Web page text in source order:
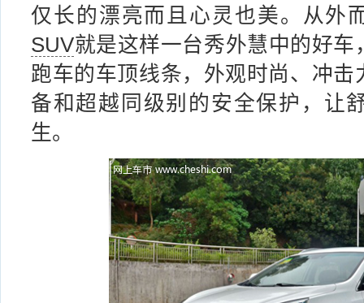
仅长的漂亮而且心灵也美。从外
SUV就是这样一台秀外慧中的好
跑车的车顶线条，外观时尚、冲
备和超越同级别的安全保护，让
生。